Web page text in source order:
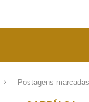
Postagens